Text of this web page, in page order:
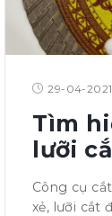
29-04-2021
Tìm
lưỡi
Công cụ
xẻ, lưỡi cắt